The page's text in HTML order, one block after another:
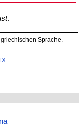
.
Sprache.